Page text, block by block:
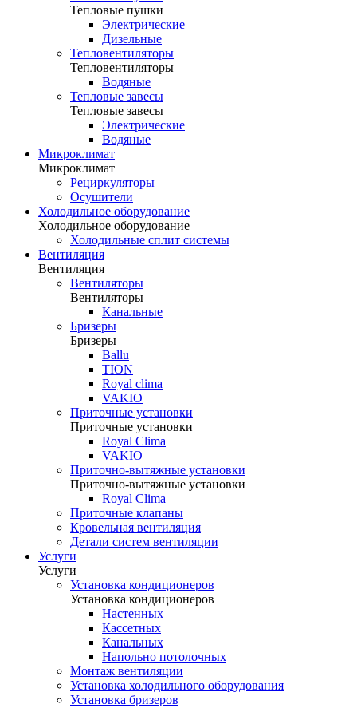
Тепловые пушки
Электрические
Дизельные
Тепловентиляторы
Тепловентиляторы
Водяные
Тепловые завесы
Тепловые завесы
Электрические
Водяные
Микроклимат
Микроклимат
Рециркуляторы
Осушители
Холодильное оборудование
Холодильное оборудование
Холодильные сплит системы
Вентиляция
Вентиляция
Вентиляторы
Вентиляторы
Канальные
Бризеры
Бризеры
Ballu
TION
Royal clima
VAKIO
Приточные установки
Приточные установки
Royal Clima
VAKIO
Приточно-вытяжные установки
Приточно-вытяжные установки
Royal Clima
Приточные клапаны
Кровельная вентиляция
Детали систем вентиляции
Услуги
Услуги
Установка кондиционеров
Установка кондиционеров
Настенных
Кассетных
Канальных
Напольно потолочных
Монтаж вентиляции
Установка холодильного оборудования
Установка бризеров